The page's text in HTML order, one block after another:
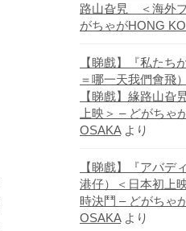
路山旮旯 ＜海外
がちゃがHONG
【睇戲】『私たち
＝哪一天我們會飛
【睇戲】緣路山
上映＞ – どがちゃ
OSAKAより
【睇戲】『アバデ
港仔）＜日本初上
時決鬥 – どがちゃ
OSAKAより